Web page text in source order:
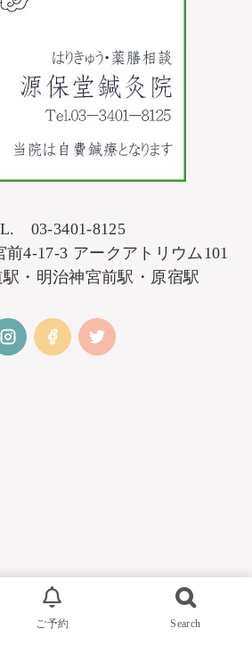
03-3401-8125
4-17-3 アークアトリウム101
・明治神宮前駅・原宿駅
ご予約 Search